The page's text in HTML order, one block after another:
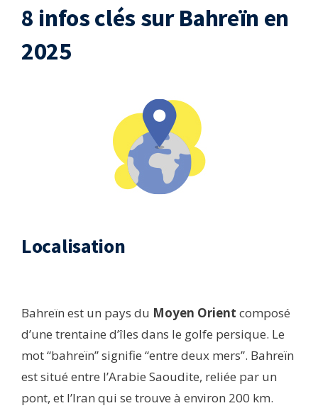
8 infos clés sur Bahreïn en
2025
Localisation​
Bahreïn est un pays du Moyen Orient composé
d’une trentaine d’îles dans le golfe persique. Le
mot “bahreïn” signifie “entre deux mers”. Bahreïn
est situé entre l’Arabie Saoudite, reliée par un
pont, et l’Iran qui se trouve à environ 200 km.